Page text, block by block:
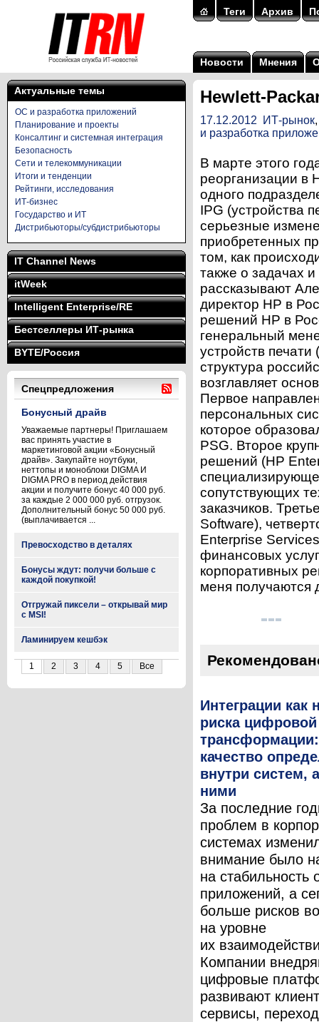
Теги Архив
Новости Мнения
Актуальные темы
ОС и разработка приложений
Планирование и проекты
Консалтинг и системная интеграция
Безопасность
Сети и телекоммуникации
Итоги и тенденции
Рейтинги, исследования
ИТ-бизнес
Государство и ИТ
Дистрибьюторы/субдистрибьюторы
IT Channel News
itWeek
Intelligent Enterprise/RE
Бестселлеры ИТ-рынка
BYTE/Россия
Спецпредложения
Бонусный драйв
Уважаемые партнеры! Приглашаем
вас принять участие в
маркетинговой акции «Бонусный
драйв». Закупайте ноутбуки,
неттопы и моноблоки DIGMA И
DIGMA PRO в период действия
акции и получите бонус 40 000 руб.
за каждые 2 000 000 руб. отгрузок.
Дополнительный бонус 50 000 руб.
(выплачивается ...
Превосходство в деталях
Бонусы ждут: получи больше с
каждой покупкой!
Отгружай пиксели – открывай мир
с MSI!
Ламинируем кешбэк
1 2 3 4 5 Все
Hewlett-
17.12.2012 ИТ-рынок
и разработка
В марте этого
реорганизации в
одного
IPG (устройства
серьезные
приобретенных
том, как
также о задачах
рассказывают
директор НР в
решений НР в
генеральный
устройств
структу­ра
возглавляет
Первое
персональных
которое
PSG. Второе
решений (НР
сопутствующих
заказчиков.
Software),
Enterprise
финансовых
корпоративных
меня получаются
Интеграции как
риска цифровой
качество
внутри систем,
ними
За последние
проблем в
системах
внимание было
на стабильность
приложений, а
больше рисков
на уровне
их
Компании
цифровые
развивают
сервисы,